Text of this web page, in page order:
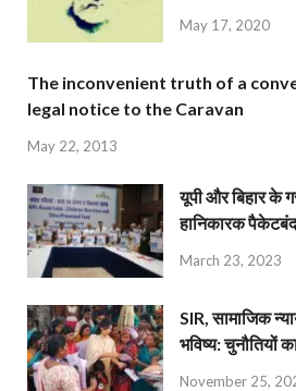
May 17, 2020
The inconvenient truth of a
legal notice to the Caravan
May 22, 2013
यूपी और बिहार के
हानिकारक
March 23, 2023
SIR, सामाजिक
भविष्य: चुनौतियों
November 25,